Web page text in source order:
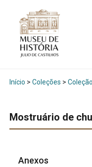
Início > Coleções >
Mostruário de
Anexos